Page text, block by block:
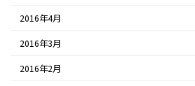
2016年4月
2016年3月
2016年2月